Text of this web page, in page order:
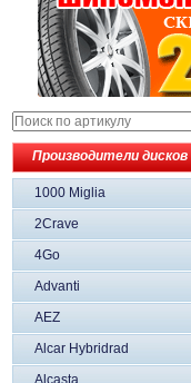
Производители дисков
1000 Miglia
2Crave
4Go
Advanti
AEZ
Alcar Hybridrad
Alcasta